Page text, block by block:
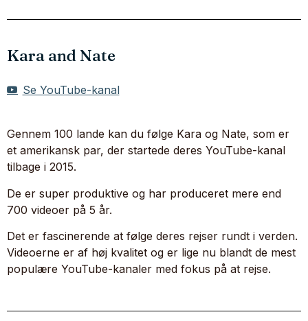
Kara and Nate
Se YouTube-kanal
Gennem 100 lande kan du følge Kara og Nate, som er
et amerikansk par, der startede deres YouTube-kanal
tilbage i 2015.
De er super produktive og har produceret mere end
700 videoer på 5 år.
Det er fascinerende at følge deres rejser rundt i verden.
Videoerne er af høj kvalitet og er lige nu blandt de mest
populære YouTube-kanaler med fokus på at rejse.